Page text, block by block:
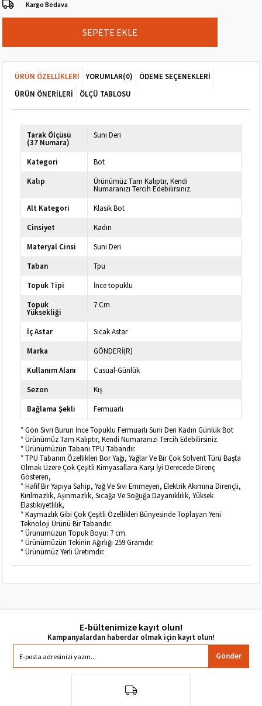
Kargo Bedava
ÜRÜN ÖZELLIKLERI YORUMLAR(0)
ÖDEME SEÇENEKLERI
ÜRÜN ÖNERILERI
ÖLÇÜ TABLOSU
Tarak Ölçüsü
(37 Numara)
Suni Deri
Kategori
Bot
Kalıp
Ürünümüz Tam Kalıptır, Kendi
Numaranızı Tercih Edebilirsiniz.
Alt Kategori
Klasik Bot
Cinsiyet
Kadın
Materyal Cinsi
Suni Deri
Taban
Tpu
Topuk Tipi
İnce topuklu
Topuk
Yüksekliği
7 Cm
İç Astar
Sıcak Astar
Marka
GÖNDERİ(R)
Kullanım Alanı
Casual-Günlük
Sezon
Kış
Bağlama Şekli
Fermuarlı
* Gön Sivri Burun İnce Topuklu Fermuarlı Suni Deri Kadın Günlük Bot
* Ürünümüz Tam Kalıptır, Kendi Numaranızı Tercih Edebilirsiniz.
* Ürünümüzün Tabanı TPU Tabandır.
* TPU Tabanın Özellikleri Bor Yağı, Yağlar Ve Bir Çok Solvent Türü Başta
Olmak Üzere Çok Çeşitli Kimyasallara Karşı İyi Derecede Direnç
Gösteren,
* Hafif Bir Yapıya Sahip, Yağ Ve Sıvı Emmeyen, Elektrik Akımına Dirençli,
Kırılmazlık, Aşınmazlık, Sıcağa Ve Soğuğa Dayanıklılık, Yüksek
Elastikiyetlilik,
* Kaymazlık Gibi Çok Çeşitli Özellikleri Bünyesinde Toplayan Yeni
Teknoloji Ürünü Bir Tabandır.
* Ürünümüzün Topuk Boyu: 7 cm.
* Ürünümüzün Tekinin Ağırlığı 259 Gramdır.
* Ürünümüz Yerli Üretimdir.
E-bültenimize kayıt olun!
Gönder